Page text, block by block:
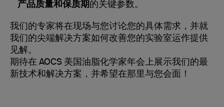
产品质量和保质期的关键参数。
我们的专家将在现场与您讨论您的具体需求，并就
我们的尖端解决方案如何改善您的实验室运作提供
见解。
期待在 AOCS 美国油脂化学家年会上展示我们的最
新技术和解决方案，并希望在那里与您会面！